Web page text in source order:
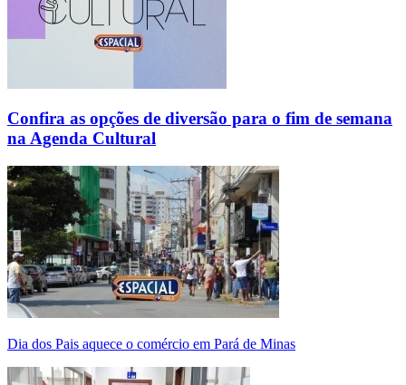
Confira as opções de diversão para o fim de semana
na Agenda Cultural
Dia dos Pais aquece o comércio em Pará de Minas